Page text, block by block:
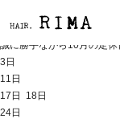
誠に勝手ながら10月の定休
3日
11日
17日 18日
24日